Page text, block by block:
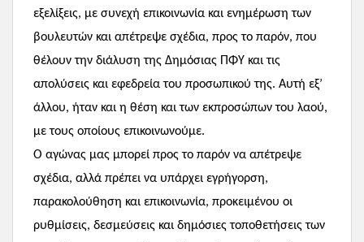
εξελίξεις, με συνεχή επικοινωνία και ενημέρωση των
βουλευτών και απέτρεψε σχέδια, προς το παρόν, που
θέλουν την διάλυση της Δημόσιας ΠΦΥ και τις
απολύσεις και εφεδρεία του προσωπικού της. Αυτή εξ’
άλλου, ήταν και η θέση και των εκπροσώπων του λαού,
με τους οποίους επικοινωνούμε.
Ο αγώνας μας μπορεί προς το παρόν να απέτρεψε
σχέδια, αλλά πρέπει να υπάρχει εγρήγορση,
παρακολούθηση και επικοινωνία, προκειμένου οι
ρυθμίσεις, δεσμεύσεις και δημόσιες τοποθετήσεις των